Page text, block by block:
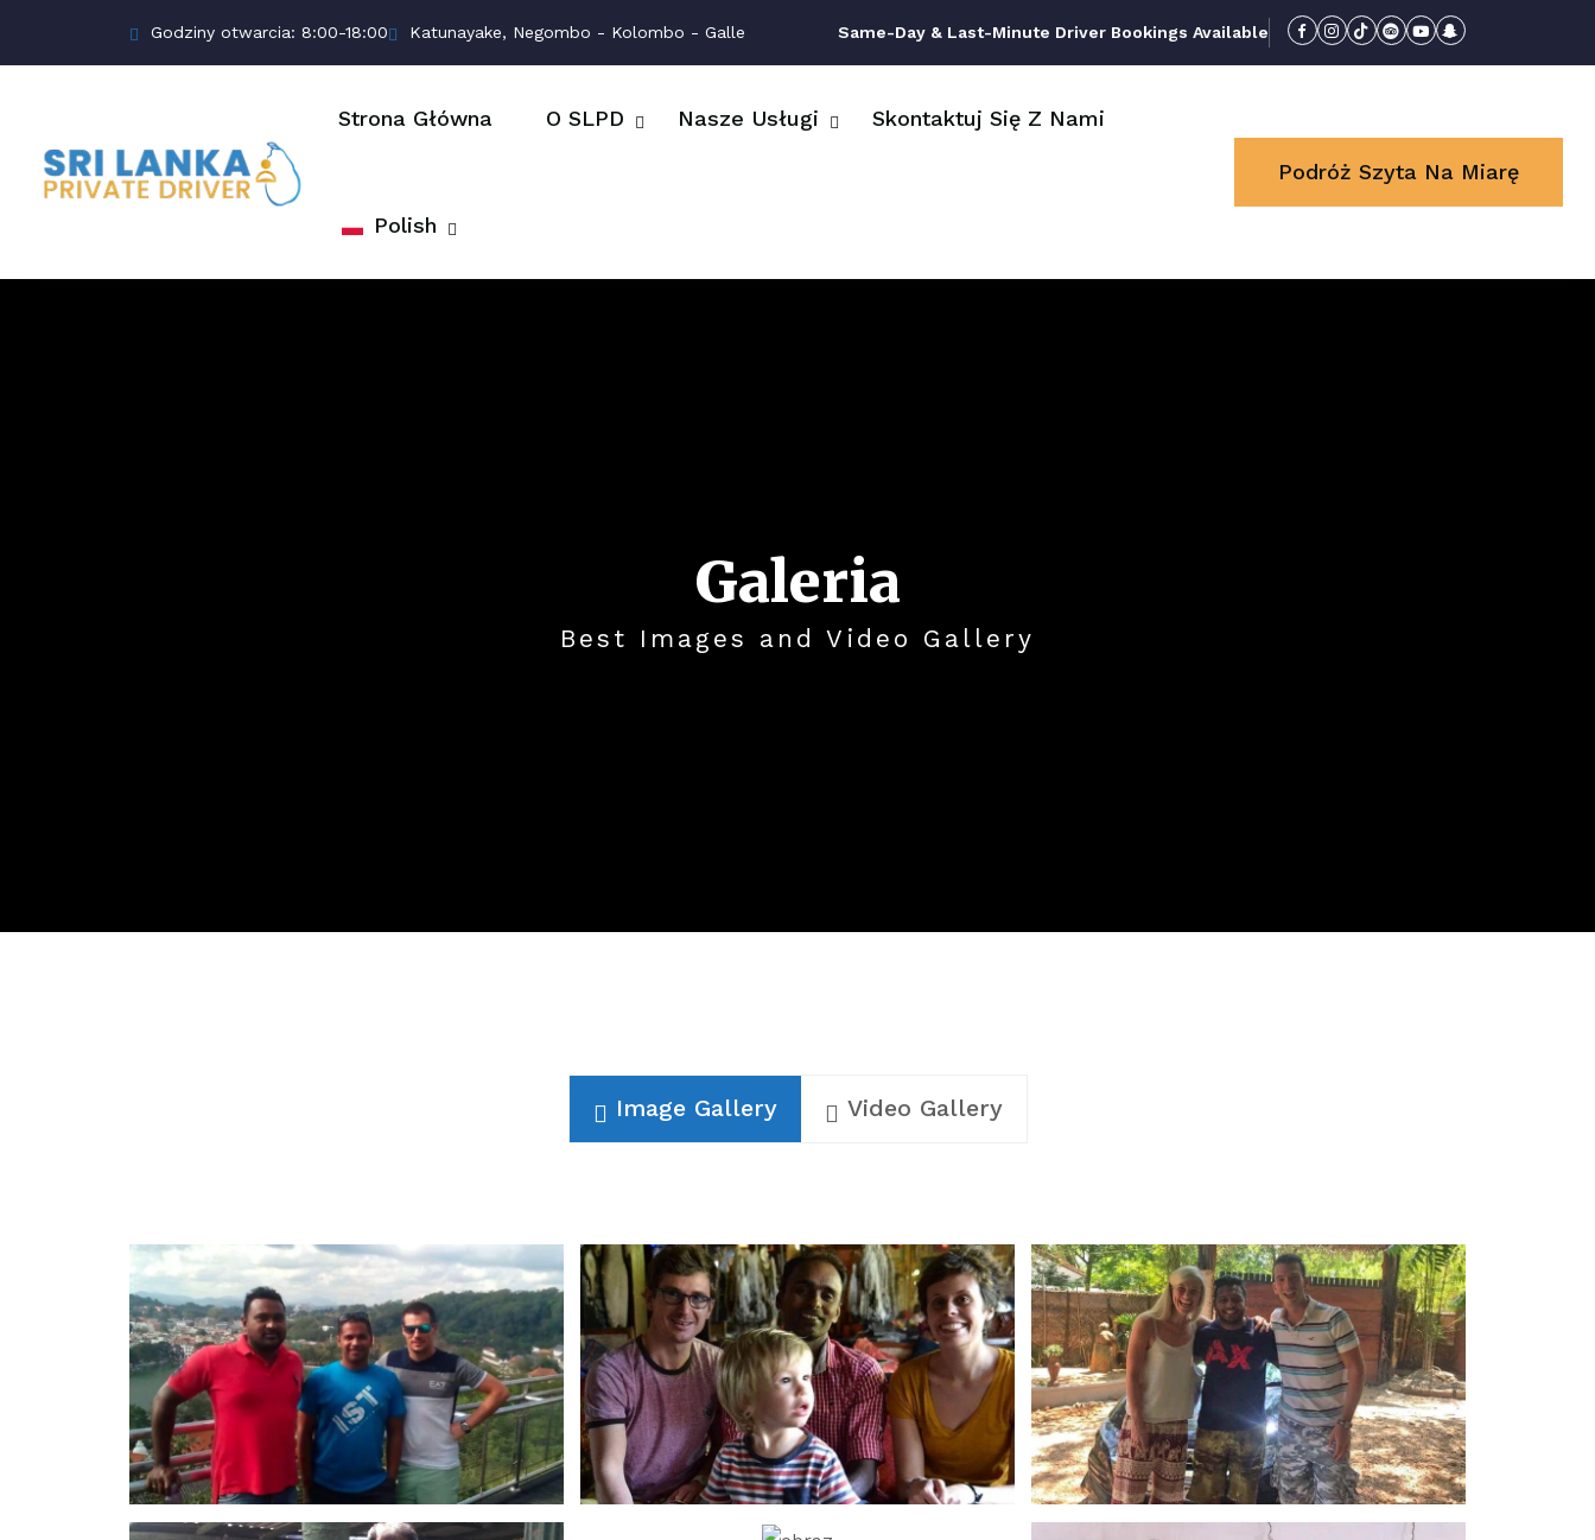
Godziny otwarcia: 8:00-18:00 Katunayake, Negombo - Kolombo - Galle Same-Day & Last-Minute Driver Bookings Available
Strona Główna O SLPD Nasze Usługi Skontaktuj Się Z Nami
Polish
Podróż Szyta Na Miarę
Galeria
Best Images and Video Gallery
Image Gallery Video Gallery